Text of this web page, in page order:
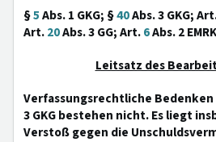
§5Abs. 1 GKG; §40Abs. 3 GKG;
Art.20Abs. 3 GG; Art.6Abs. 2 EMRK
Leitsatz des
Verfassungsrechtliche Bedenken
3 GKG bestehen nicht. Es liegt
Verstoß gegen die